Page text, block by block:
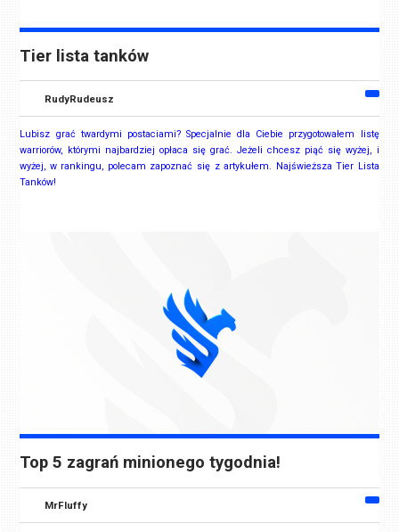
Tier lista tanków
RudyRudeusz
Lubisz grać twardymi postaciami? Specjalnie dla Ciebie przygotowałem listę
warriorów, którymi najbardziej opłaca się grać. Jeżeli chcesz piąć się wyżej, i
wyżej, w rankingu, polecam zapoznać się z artykułem. Najświeższa Tier Lista
Tanków!
Top 5 zagrań minionego tygodnia!
MrFluffy